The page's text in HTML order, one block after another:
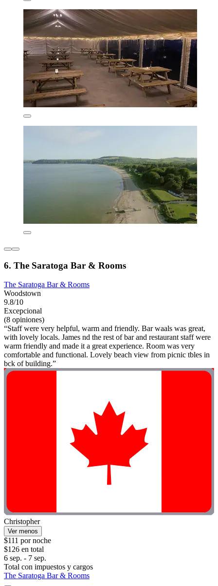
6. The Saratoga Bar & Rooms
The Saratoga Bar & Rooms
Woodstown
9.8/10
Excepcional
(8 opiniones)
“Staff were very helpful, warm and friendly. Bar waals was great,
with lovely locals. James nd the rest of bar and restaurant staff were
warm friendly and made it a great experience. Room was very
comfortable and functional. Lovely beach view from picnic tbles in
bck of building.”
Christopher
Ver menos
$111 por noche
$126 en total
6 sep. - 7 sep.
Total con impuestos y cargos
The Saratoga Bar & Rooms